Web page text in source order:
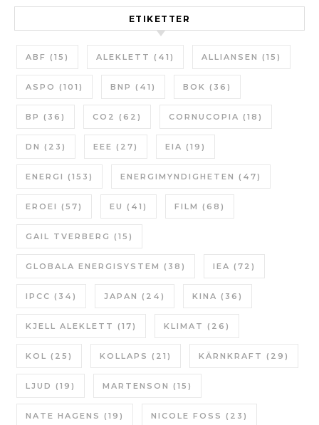
ETIKETTER
ABF (15) ALEKLETT (41) ALLIANSEN (15)
ASPO (101) BNP (41) BOK (36)
BP (36) CO2 (62) CORNUCOPIA (18)
DN (23) EEE (27) EIA (19)
ENERGI (153) ENERGIMYNDIGHETEN (47)
EROEI (57) EU (41) FILM (68)
GAIL TVERBERG (15)
GLOBALA ENERGISYSTEM (38) IEA (72)
IPCC (34) JAPAN (24) KINA (36)
KJELL ALEKLETT (17) KLIMAT (26)
KOL (25) KOLLAPS (21) KÄRNKRAFT (29)
LJUD (19) MARTENSON (15)
NATE HAGENS (19) NICOLE FOSS (23)